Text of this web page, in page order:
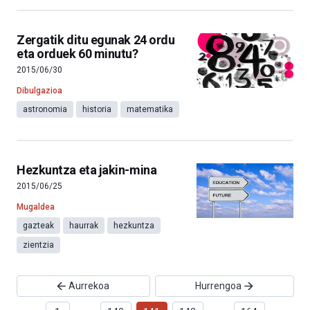
Zergatik ditu egunak 24 ordu
eta orduek 60 minutu?
2015/06/30
Dibulgazioa
astronomia
historia matematika
Hezkuntza eta jakin-mina
2015/06/25
Mugaldea
gazteak
haurrak
hezkuntza
zientzia
Aurrekoa Hurrengoa